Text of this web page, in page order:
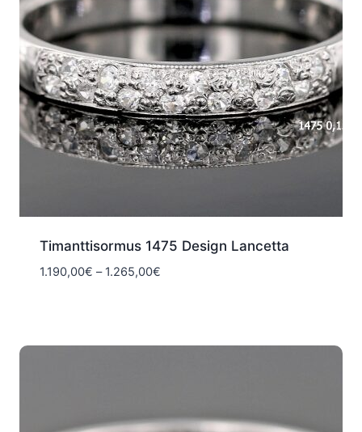
Timanttisormus 1475 Design Lancetta
1.190,00€ – 1.265,00€Hintaluokka: